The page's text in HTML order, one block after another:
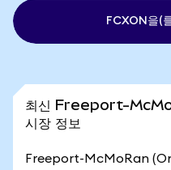
FCXON을(
최신 Freeport-
시장 정보
Freeport-McMoRan